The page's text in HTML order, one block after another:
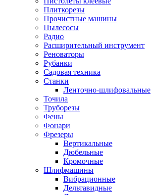
Плиткорезы
Прочистные машины
Пылесосы
Радио
Расширительный инструмент
Реноваторы
Рубанки
Садовая техника
Станки
Ленточно-шлифовальные
Точила
Труборезы
Фены
Фонари
Фрезеры
Вертикальные
Дюбельные
Кромочные
Шлифмашины
Вибрационные
Дельтавидные